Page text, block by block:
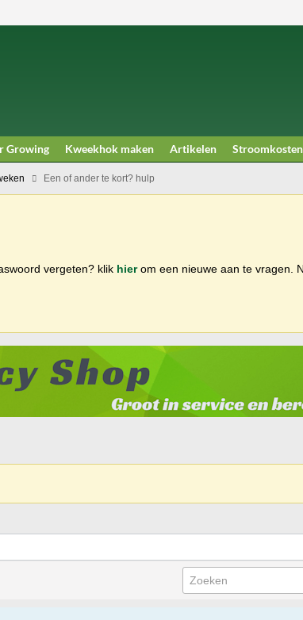
Growing Kweekhok maken Artikelen Stroomkosten
Een of ander te kort? hulp
vergeten? klik hierom een nieuwe aan te vragen.